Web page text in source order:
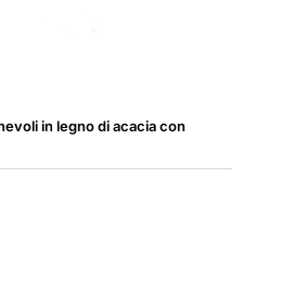
in legno di acacia con